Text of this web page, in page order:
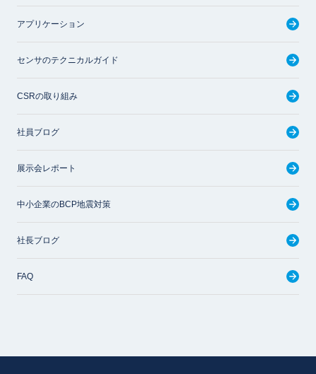
アプリケーション
センサのテクニカルガイド
CSRの取り組み
社員ブログ
展示会レポート
中小企業のBCP地震対策
社長ブログ
FAQ